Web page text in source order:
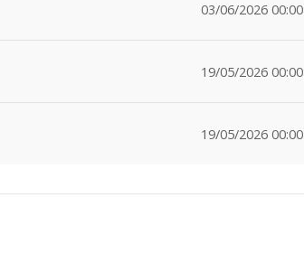
03/06/2026 00:00
19/05/2026 00:00
19/05/2026 00:00